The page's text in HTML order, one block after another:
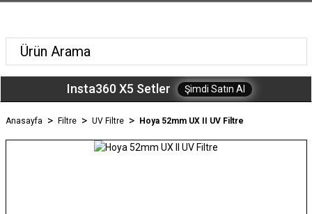
Insta360 X5 Setler Şimdi Satın Al
Anasayfa Filtre UV Filtre Hoya 52mm UX II UV Filtre